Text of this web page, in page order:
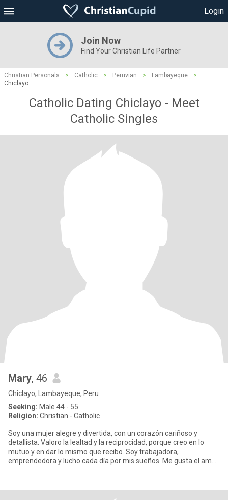
Login
Join Now
Find Your Christian Life Partner
Christian Personals > Catholic > Peruvian > Lambayeque
>
Chiclayo
Catholic Dating Chiclayo - Meet
Catholic Singles
Mary, 46
Chiclayo, Lambayeque, Peru
Seeking: Male 44 - 55
Religion: Christian - Catholic
Soy una mujer alegre y divertida, con un corazón cariñoso y
detallista. Valoro la lealtad y la reciprocidad, porque creo en lo
mutuo y en dar lo mismo que recibo. Soy trabajadora,
emprendedora y lucho cada día por mis sueños. Me gusta el amor